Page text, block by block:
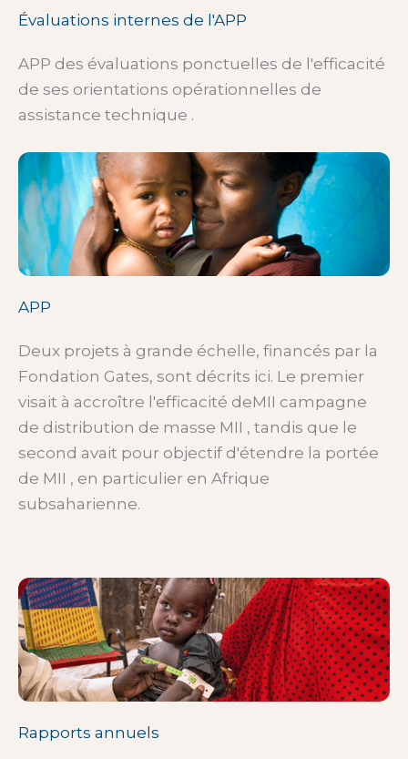
Évaluations internes de l'APP
APP des évaluations ponctuelles de l'efficacité
de ses orientations opérationnelles de
assistance technique .
APP
Deux projets à grande échelle, financés par la
Fondation Gates, sont décrits ici. Le premier
visait à accroître l'efficacité deMII campagne
de distribution de masse MII , tandis que le
second avait pour objectif d'étendre la portée
de MII , en particulier en Afrique
subsaharienne.
Rapports annuels